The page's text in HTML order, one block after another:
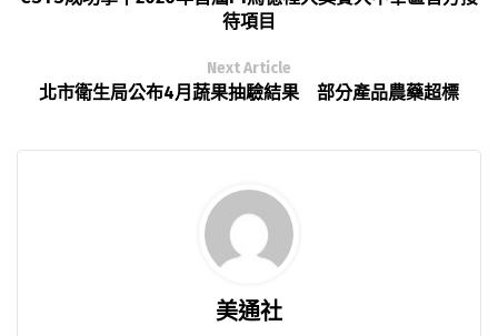
待項目
Next Article
北市衛生局公布4月蔬果抽驗結果 部分產品農藥超標
美通社